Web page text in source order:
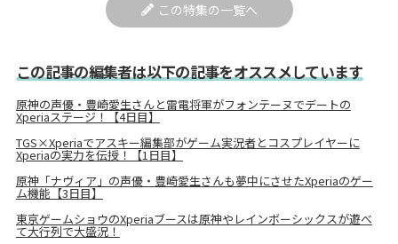
この特集の一覧へ
この記事の編集者は以下の記事をオススメしています
原神の声優・豊崎愛生さんと雷電将軍がフォンテーヌでデートの
Xperiaステージ！【4日目】
TGS×Xperiaでアスキー編集部がゲーム実況者とコスプレイヤーに
Xperiaの実力を伝授！【1日目】
原神「ナヴィア」の声優・豊崎愛生さんも夢中にさせたXperiaのゲー
ム機能【3日目】
東京ゲームショウのXperiaブースは原神やレインボーシックスが遊べ
て大行列で大盛況！